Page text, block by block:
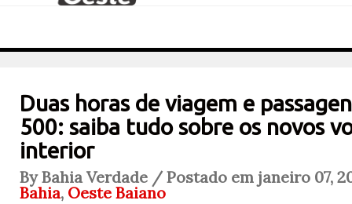
Duas horas de viagem e
500: saiba tudo sobre os novos
interior
By Bahia Verdade / Postado em janeiro 07,
Bahia, Oeste Baiano